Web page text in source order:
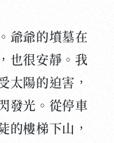
爺的墳墓在
也很安靜。我
太陽的迫害，
發光。從停車
的樓梯下山，